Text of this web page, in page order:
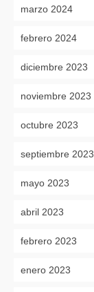
marzo 2024
febrero 2024
diciembre 2023
noviembre 2023
octubre 2023
septiembre 2023
mayo 2023
abril 2023
febrero 2023
enero 2023